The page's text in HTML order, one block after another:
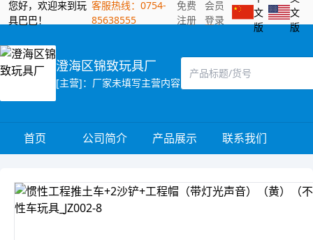
您好，欢迎来到玩
具巴巴！
客服热线：0754-
85638555
免费
注册
会员
登录
文
版
文
版
澄海区锦致玩具厂
[主营]：厂家未填写主营内容
首页 公司简介 产品展示 联系我们